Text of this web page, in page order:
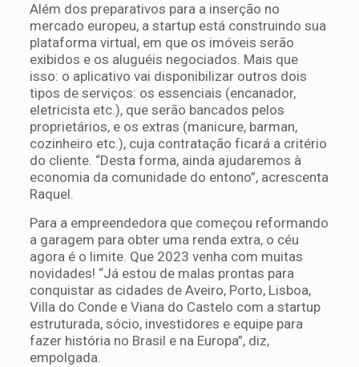
Além dos preparativos para a inserção no
mercado europeu, a startup está construindo sua
plataforma virtual, em que os imóveis serão
exibidos e os aluguéis negociados. Mais que
isso: o aplicativo vai disponibilizar outros dois
tipos de serviços: os essenciais (encanador,
eletricista etc.), que serão bancados pelos
proprietários, e os extras (manicure, barman,
cozinheiro etc.), cuja contratação ficará a critério
do cliente. “Desta forma, ainda ajudaremos à
economia da comunidade do entono”, acrescenta
Raquel.
Para a empreendedora que começou reformando
a garagem para obter uma renda extra, o céu
agora é o limite. Que 2023 venha com muitas
novidades! “Já estou de malas prontas para
conquistar as cidades de Aveiro, Porto, Lisboa,
Villa do Conde e Viana do Castelo com a startup
estruturada, sócio, investidores e equipe para
fazer história no Brasil e na Europa”, diz,
empolgada.